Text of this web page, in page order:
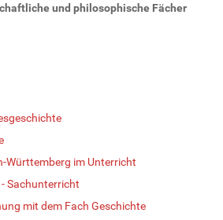
und philosophische Fächer
Württemberg im Unterricht
Sachunterricht
mit dem Fach Geschichte